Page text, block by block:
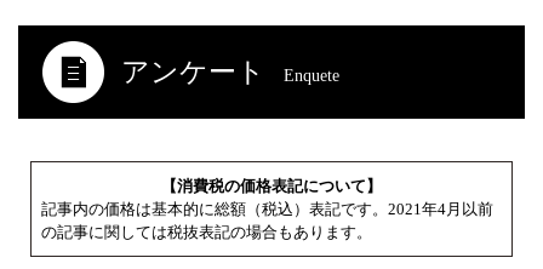
アンケート Enquete
【消費税の価格表記について】
記事内の価格は基本的に総額（税込）表記です。2021年4月以前
の記事に関しては税抜表記の場合もあります。